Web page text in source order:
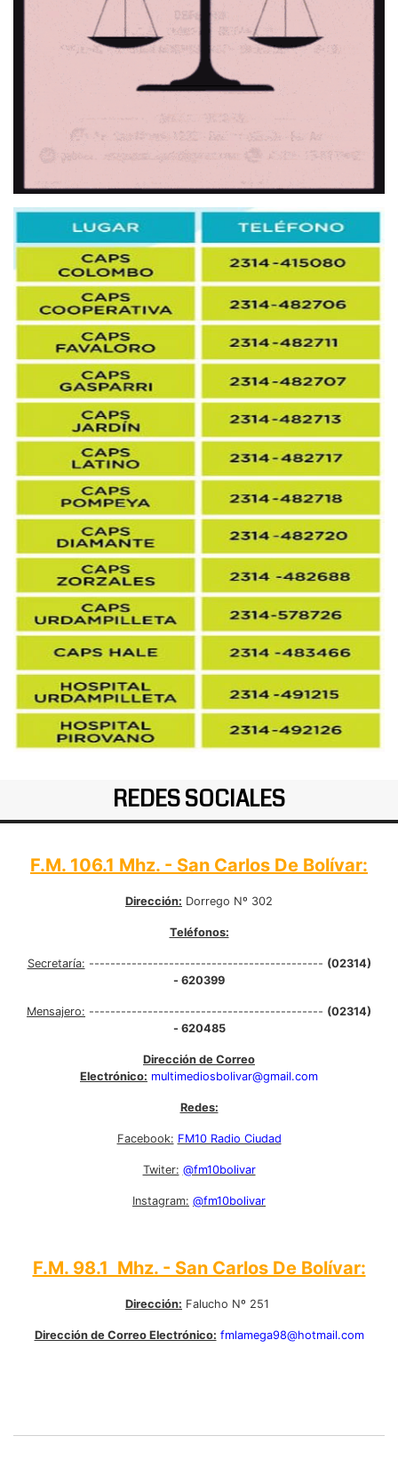
REDES SOCIALES
F.M. 106.1 Mhz. - San Carlos De Bolívar:
Dirección: Dorrego Nº 302
Teléfonos:
Secretaría: -------------------------------------------- (02314)
- 620399
Mensajero: -------------------------------------------- (02314)
- 620485
Dirección de Correo
Electrónico: multimediosbolivar@gmail.com
Redes:
Facebook: FM10 Radio Ciudad
Twiter: @fm10bolivar
Instagram: @fm10bolivar
F.M. 98.1 Mhz. - San Carlos De Bolívar:
Dirección: Falucho Nº 251
Dirección de Correo Electrónico: fmlamega98@hotmail.com